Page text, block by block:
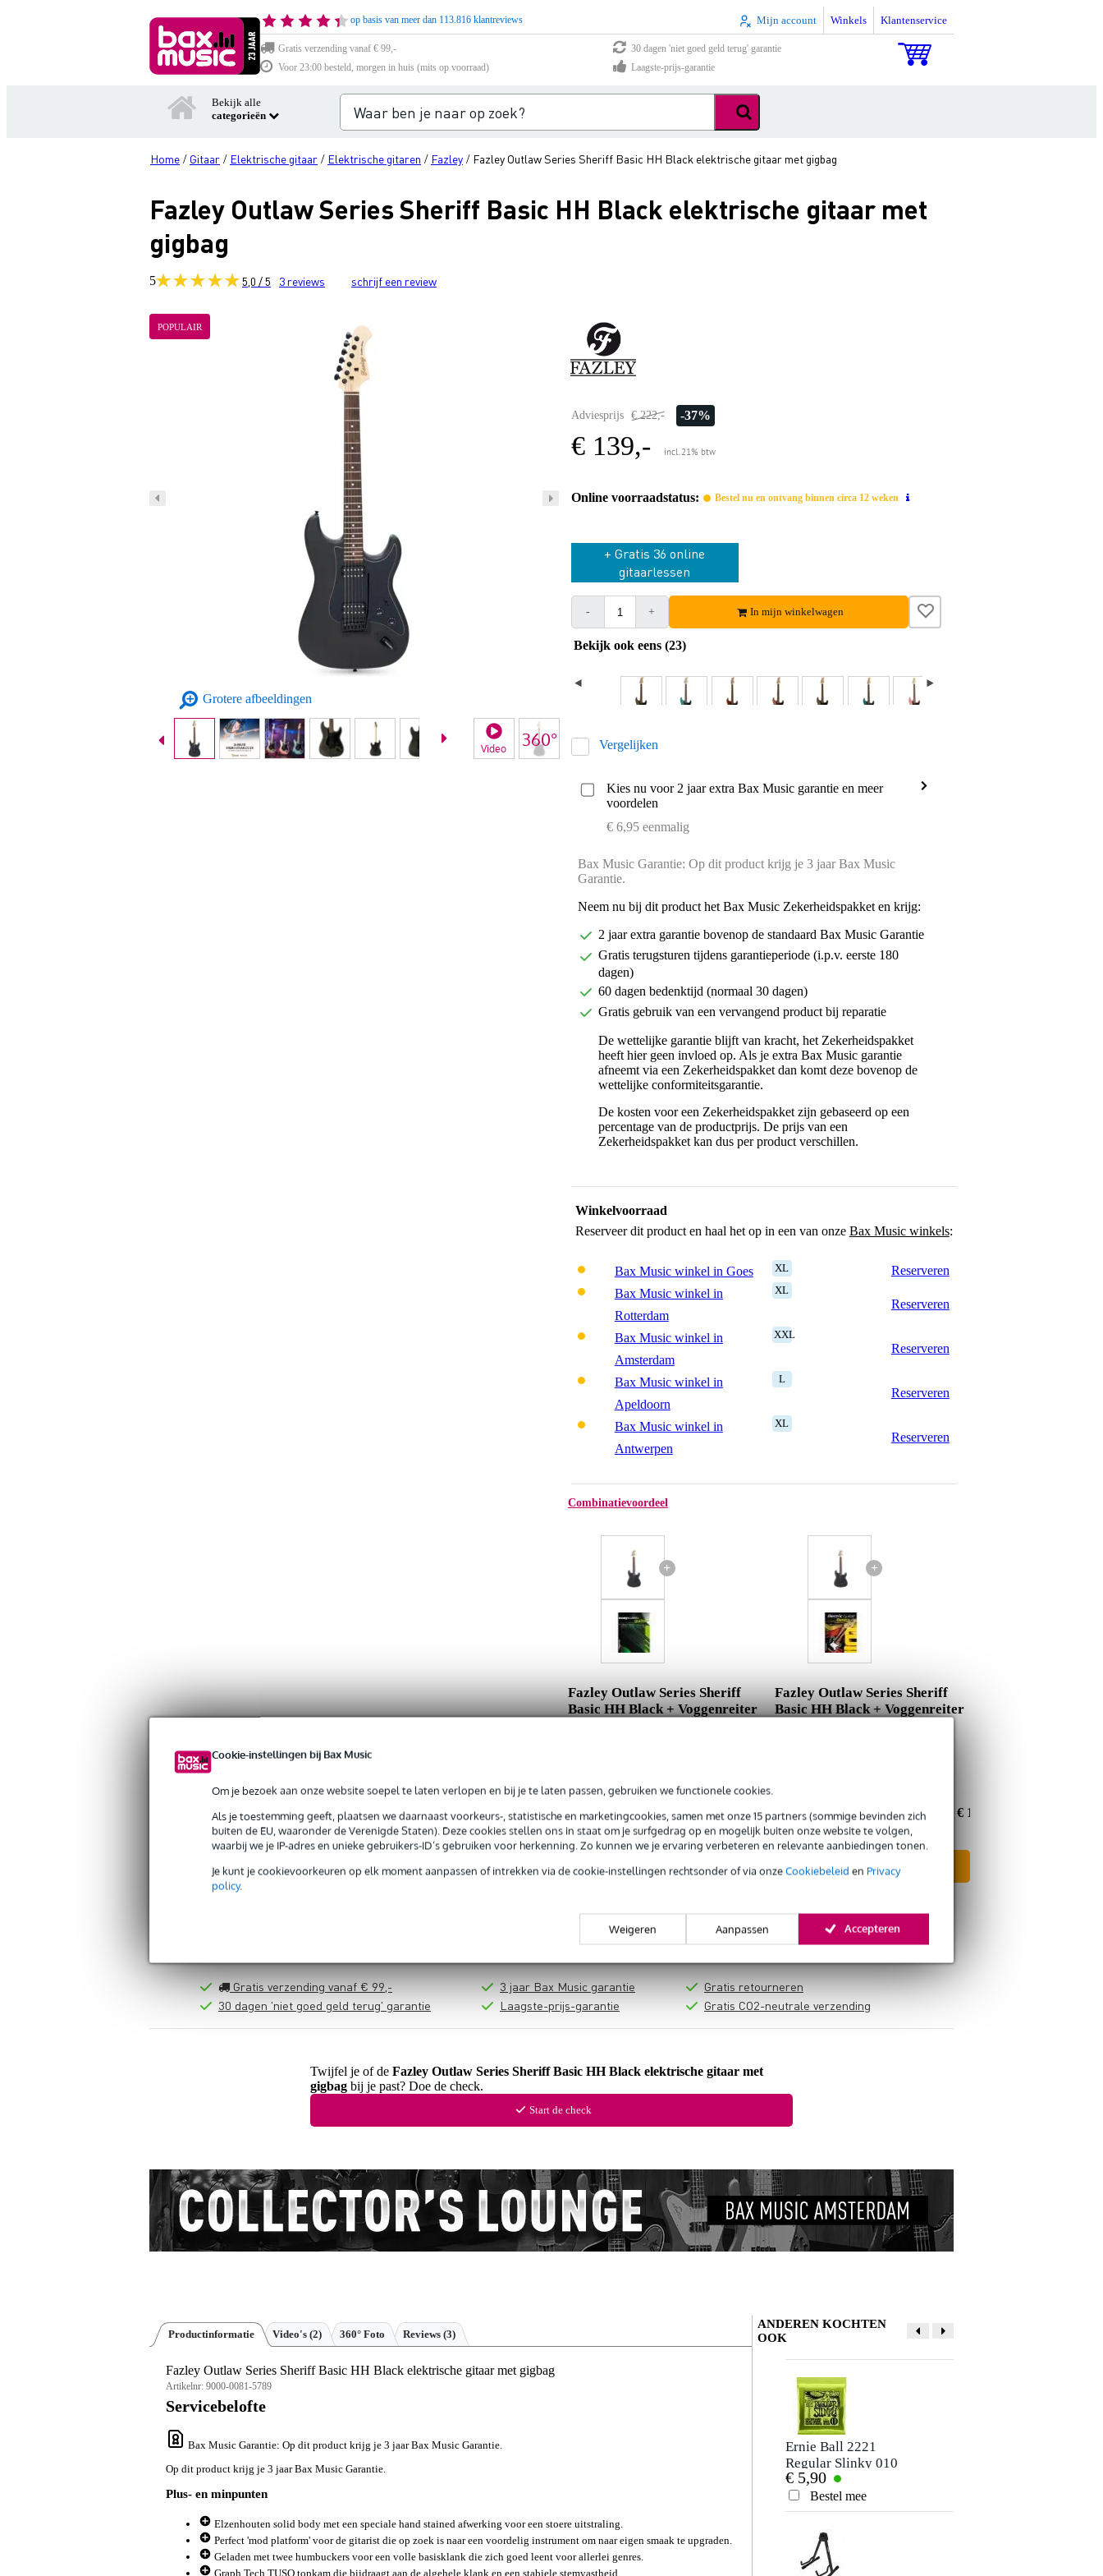
Cookie-instellingen bij Bax Music
Om je bezoek aan onze website soepel te laten verlopen en bij je te laten passen, gebruiken we functionele cookies.
Als je toestemming geeft, plaatsen we daarnaast voorkeurs-, statistische en marketingcookies, samen met onze 15 partners (sommige bevinden zich
buiten de EU, waaronder de Verenigde Staten). Deze cookies stellen ons in staat om je surfgedrag op en mogelijk buiten onze website te volgen,
waarbij we je IP-adres en unieke gebruikers-ID’s gebruiken voor herkenning. Zo kunnen we je ervaring verbeteren en relevante aanbiedingen tonen.
Je kunt je cookievoorkeuren op elk moment aanpassen of intrekken via de cookie-instellingen rechtsonder of via onzeCookiebeleid en Privacy
policy.
Weigeren Aanpassen Accepteren
op basis van meer dan 113.816 klantreviews Mijn account Winkels Klantenservice
Gratis verzending vanaf € 99,-
30 dagen 'niet goed geld terug' garantie
Voor 23:00 besteld, morgen in huis (mits op voorraad)
Laagste-prijs-garantie
Bekijk alle
categorieën
Home / Gitaar / Elektrische gitaar / Elektrische gitaren / Fazley / Fazley Outlaw Series Sheriff Basic HH Black elektrische gitaar met gigbag
Fazley Outlaw Series Sheriff Basic HH Black elektrische gitaar met
gigbag
5 5,0 / 5 3reviews schrijf een review
POPULAIR
Grotere afbeeldingen
Video
Adviesprijs € 222,- -37%
€ 139,- incl. 21% btw
Online voorraadstatus: Bestel nu en ontvang binnen circa 12 weken
+ Gratis 36 online
gitaarlessen
- + In mijn winkelwagen
Bekijk ook eens (23)
Vergelijken
Kies nu voor 2 jaar extra Bax Music garantie en meer
voordelen
€ 6,95 eenmalig
Bax Music Garantie: Op dit product krijg je 3 jaar Bax Music
Garantie.
Neem nu bij dit product het Bax Music Zekerheidspakket en krijg:
2 jaar extra garantie bovenop de standaard Bax Music Garantie
Gratis terugsturen tijdens garantieperiode (i.p.v. eerste 180
dagen)
60 dagen bedenktijd (normaal 30 dagen)
Gratis gebruik van een vervangend product bij reparatie
De wettelijke garantie blijft van kracht, het Zekerheidspakket
heeft hier geen invloed op. Als je extra Bax Music garantie
afneemt via een Zekerheidspakket dan komt deze bovenop de
wettelijke conformiteitsgarantie.
De kosten voor een Zekerheidspakket zijn gebaseerd op een
percentage van de productprijs. De prijs van een
Zekerheidspakket kan dus per product verschillen.
Winkelvoorraad
Reserveer dit product en haal het op in een van onze Bax Music winkels:
Bax Music winkel in Goes XL
Reserveren
Bax Music winkel in
Rotterdam
XL
Reserveren
Bax Music winkel in
Amsterdam
XXL
Reserveren
Bax Music winkel in
Apeldoorn
L
Reserveren
Bax Music winkel in
Antwerpen
XL
Reserveren
Combinatievoordeel
+
Fazley Outlaw Series Sheriff
Basic HH Black + Voggenreiter
Jouw voordeel
€ 0,40
Nu als combinatie voor
€ 140,-
In mijn winkelwagen
+
Fazley Outlaw Series Sheriff
Basic HH Black + Voggenreiter
Nu als combinatie voor € 139,15
In mijn winkelwagen
Productinformatie
Gratis verzending vanaf € 99,-
30 dagen 'niet goed geld terug' garantie
3 jaar Bax Music garantie
Laagste-prijs-garantie
Gratis retourneren
Gratis CO2-neutrale verzending
Twijfel je of de Fazley Outlaw Series Sheriff Basic HH Black elektrische gitaar met
gigbag bij je past? Doe de check.
Start de check
Productinformatie Video's (2) 360° Foto Reviews (3)
Fazley Outlaw Series Sheriff Basic HH Black elektrische gitaar met gigbag
Artikelnr: 9000-0081-5789
Servicebelofte
Bax Music Garantie: Op dit product krijg je 3 jaar Bax Music Garantie.
Op dit product krijg je 3 jaar Bax Music Garantie.
Plus- en minpunten
Elzenhouten solid body met een speciale hand stained afwerking voor een stoere uitstraling.
Perfect 'mod platform' voor de gitarist die op zoek is naar een voordelig instrument om naar eigen smaak te upgraden.
Geladen met twee humbuckers voor een volle basisklank die zich goed leent voor allerlei genres.
Graph Tech TUSQ topkam die bijdraagt aan de algehele klank en een stabiele stemvastheid.
ANDEREN KOCHTEN
OOK
Ernie Ball 2221
Regular Slinky 010
- 046 snarenset
voor elektrische
gitaar
€ 5,90
Bestel mee